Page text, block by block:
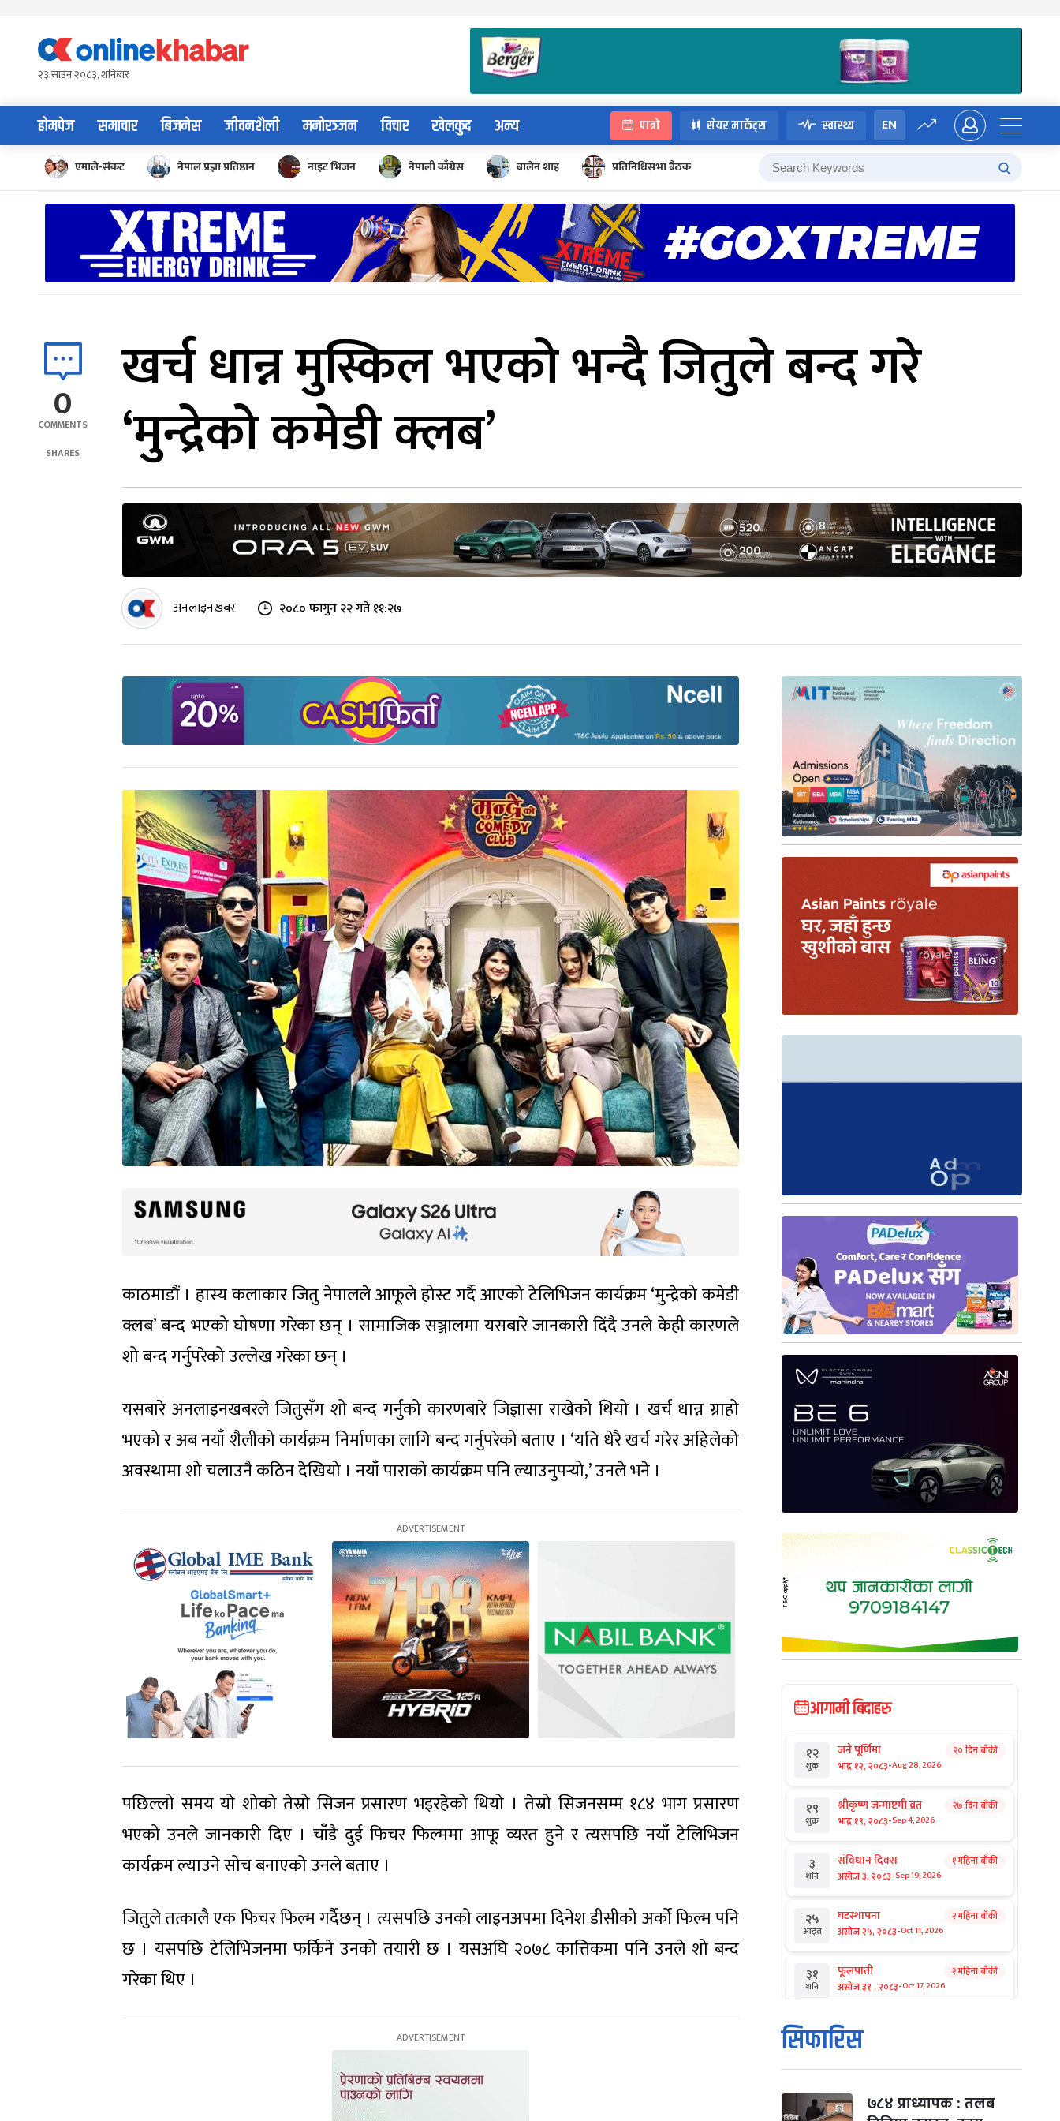
content२३ साउन २०८३, शनिबार
होमपेज समाचार बिजनेस जीवनशैली मनोरञ्जन विचार खेलकुद अन्य पात्रो सेयर मार्केट्स स्वास्थ्य EN
एमाले-संकट नेपाल प्रज्ञा प्रतिष्ठान नाइट भिजन नेपाली काँग्रेस बालेन शाह प्रतिनिधिसभा बैठक
0
COMMENTS
SHARES
खर्च धान्न मुस्किल भएको भन्दै जितुले बन्द गरे
‘मुन्द्रेको कमेडी क्लब’
अनलाइनखबर २०८० फागुन २२ गते ११:२७
काठमाडौं । हास्य कलाकार जितु नेपालले आफूले होस्ट गर्दै आएको टेलिभिजन कार्यक्रम ‘मुन्द्रेको कमेडी
क्लब’ बन्द भएको घोषणा गरेका छन् । सामाजिक सञ्जालमा यसबारे जानकारी दिंदै उनले केही कारणले
शो बन्द गर्नुपरेको उल्लेख गरेका छन् ।
यसबारे अनलाइनखबरले जितुसँग शो बन्द गर्नुको कारणबारे जिज्ञासा राखेको थियो । खर्च धान्न ग्राहो
भएको र अब नयाँ शैलीको कार्यक्रम निर्माणका लागि बन्द गर्नुपरेको बताए । ‘यति धेरै खर्च गरेर अहिलेको
अवस्थामा शो चलाउनै कठिन देखियो । नयाँ पाराको कार्यक्रम पनि ल्याउनुपर्‍यो,’ उनले भने ।
पछिल्लो समय यो शोको तेस्रो सिजन प्रसारण भइरहेको थियो । तेस्रो सिजनसम्म १८४ भाग प्रसारण
भएको उनले जानकारी दिए । चाँडै दुई फिचर फिल्ममा आफू व्यस्त हुने र त्यसपछि नयाँ टेलिभिजन
कार्यक्रम ल्याउने सोच बनाएको उनले बताए ।
जितुले तत्कालै एक फिचर फिल्म गर्दैछन् । त्यसपछि उनको लाइनअपमा दिनेश डीसीको अर्को फिल्म पनि
छ । यसपछि टेलिभिजनमा फर्किने उनको तयारी छ । यसअघि २०७८ कात्तिकमा पनि उनले शो बन्द
गरेका थिए ।
आगामी बिदाहरु
१२
शुक्र
जनै पूर्णिमा
भाद्र १२, २०८३-Aug 28, 2026
२० दिन बाँकी
१९
शुक्र
श्रीकृष्ण जन्माष्टमी व्रत
भाद्र १९, २०८३-Sep 4, 2026
२७ दिन बाँकी
३
शनि
संविधान दिवस
असोज ३, २०८३-Sep 19, 2026
१ महिना बाँकी
२५
आइत
घटस्थापना
असोज २५, २०८३-Oct 11, 2026
२ महिना बाँकी
३१
शनि
फूलपाती
असोज ३१ , २०८३-Oct 17, 2026
२ महिना बाँकी
१
आइत
कार्तिक सङ्क्रान्ति
कार्तिक १, २०८३
मंगल कार्तिक ३, २०८३ -Oct 20, 2026
सिफारिस
७८४ प्राध्यापक : तलब